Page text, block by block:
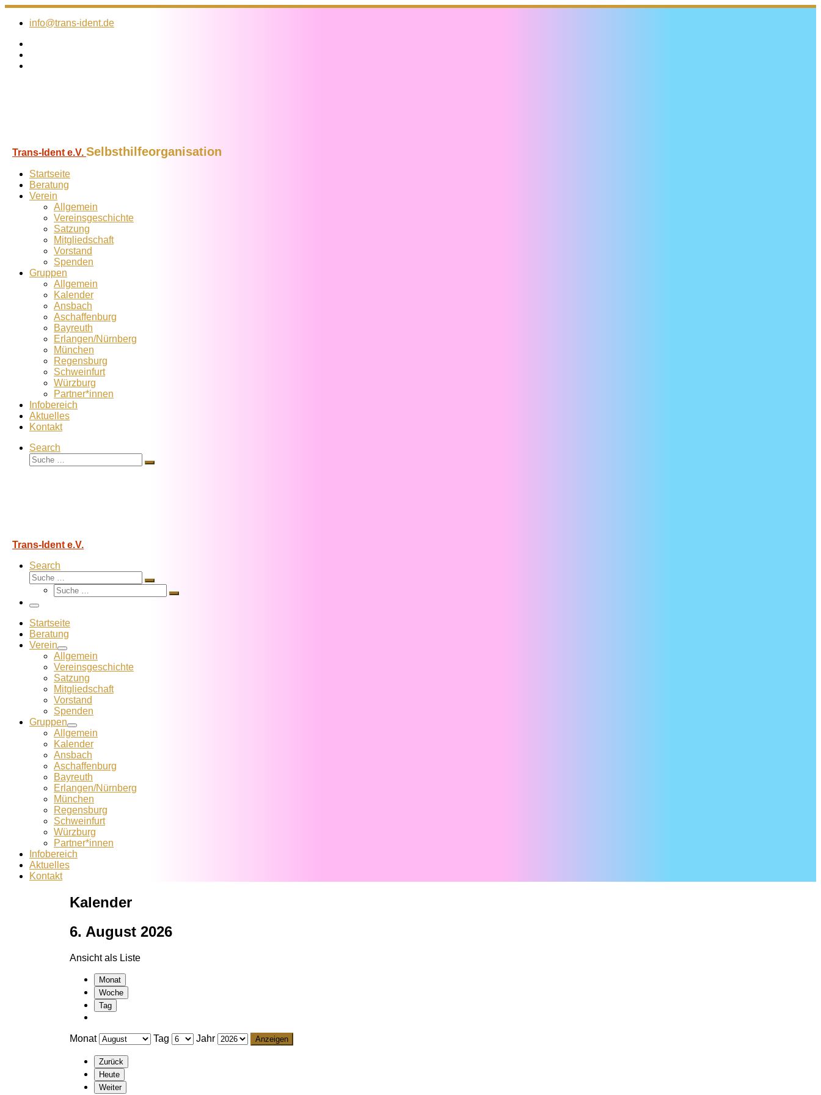
Zum
Inhalt
info@trans-ident.de
Trans-Ident e.V. Selbsthilfeorganisation
Startseite
Beratung
Verein
Allgemein
Vereins­geschichte
Satzung
Mitglied­schaft
Vorstand
Spenden
Gruppen
Allgemein
Kalender
Ansbach
Aschaffenburg
Bayreuth
Erlangen/Nürnberg
München
Regensburg
Schweinfurt
Würzburg
Partner*innen
Infobereich
Aktuelles
Kontakt
Search
Suche
Suche
Trans-Ident e.V.
Search
Suche
Suche
Suche
Suche
Menü
Startseite
Beratung
Verein
Allgemein
Vereins­geschichte
Satzung
Mitglied­schaft
Vorstand
Spenden
Gruppen
Allgemein
Kalender
Ansbach
Aschaffenburg
Bayreuth
Erlangen/Nürnberg
München
Regensburg
Schweinfurt
Würzburg
Partner*innen
Infobereich
Aktuelles
Kontakt
Kalender
6. August 2026
Ansicht als Liste
Monat
Woche
Tag
Monat Tag Jahr
Zurück
Heute
Weiter